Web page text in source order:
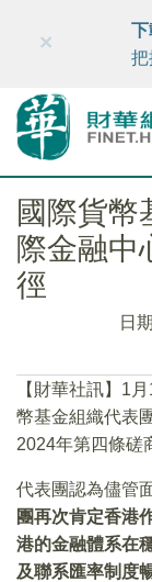
財華智庫網
×
下
把
國際貨幣
際金融中
徑
日
【財華社訊】1
幣基金組織代表
2024年第四條磋
代表團認為儘管
團再次肯定香港
港的金融體系在
及聯系匯率制度